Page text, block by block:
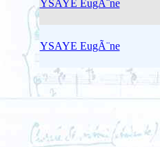
YSAYE EugÃ¨ne
YSAYE EugÃ¨ne